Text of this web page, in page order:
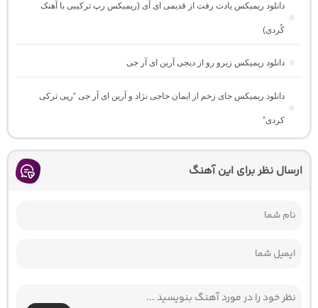
دانلود ریمیکس یادت رفت از قدیمی ای آی (ریمیکس رپ ترکیبی با آهنک
کُردی)
دانلود ریمیکس زیرو رو از دیجی آرین ای آر جی
دانلود ریمیکس جای زخم از ایمان حاجی نژاد و آرین ای آر جی “رپی ترکی
کردی”
ارسال نظر برای این آهنگ